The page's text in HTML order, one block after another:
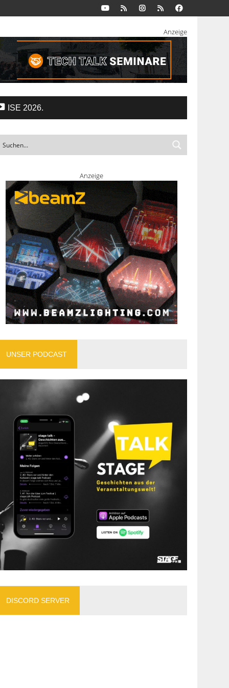
Anzeige
ISE 2026.
Anzeige
UNSER PODCAST
DISCORD SERVER